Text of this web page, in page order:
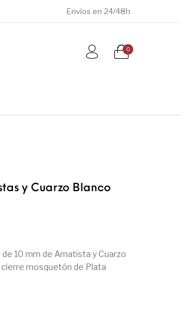
Envíos en 24/48h
0
y Cuarzo Blanco
10 mm de Amatista y Cuarzo
mosquetón de Plata